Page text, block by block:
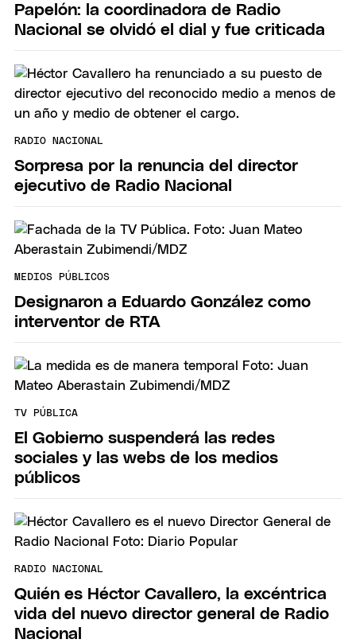
Papelón: la coordinadora de Radio
Nacional se olvidó el dial y fue criticada
RADIO NACIONAL
Sorpresa por la renuncia del director
ejecutivo de Radio Nacional
MEDIOS PÚBLICOS
Designaron a Eduardo González como
interventor de RTA
TV PÚBLICA
El Gobierno suspenderá las redes
sociales y las webs de los medios
públicos
RADIO NACIONAL
Quién es Héctor Cavallero, la excéntrica
vida del nuevo director general de Radio
Nacional